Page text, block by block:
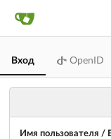
Вход OpenID
Имя пользователя /